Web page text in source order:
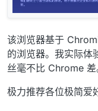
该浏览器基于
的浏览器。我实际体
丝毫不比 Chrome 差
极力推荐各位极简爱